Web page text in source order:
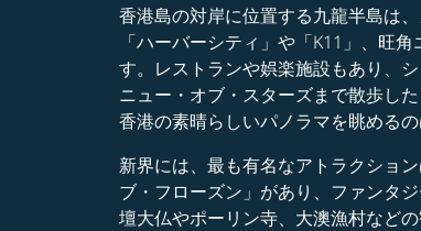
香港島の対岸に位置する九龍半島は
「ハーバーシティ」や「K11」、旺
す。レストランや娯楽施設もあり、
ニュー・オブ・スターズまで散歩し
香港の素晴らしいパノラマを眺めるの
新界には、最も有名なアトラクショ
ブ・フローズン」があり、ファンタ
壇大仏やポーリン寺、大澳漁村など